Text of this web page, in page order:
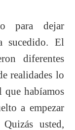
para dejar
sucedido. El
diferentes
realidades lo
que habíamos
a empezar
usted,